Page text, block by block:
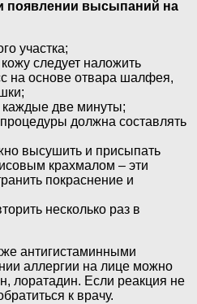
появлении высыпаний на
участка;
следует наложить
на основе отвара шалфея,
две минуты;
должна составлять
высушить и присыпать
крахмалом – эти
покраснение и
несколько раз в
антигистаминными
аллергии на лице можно
лоратадин. Если реакция не
к врачу.